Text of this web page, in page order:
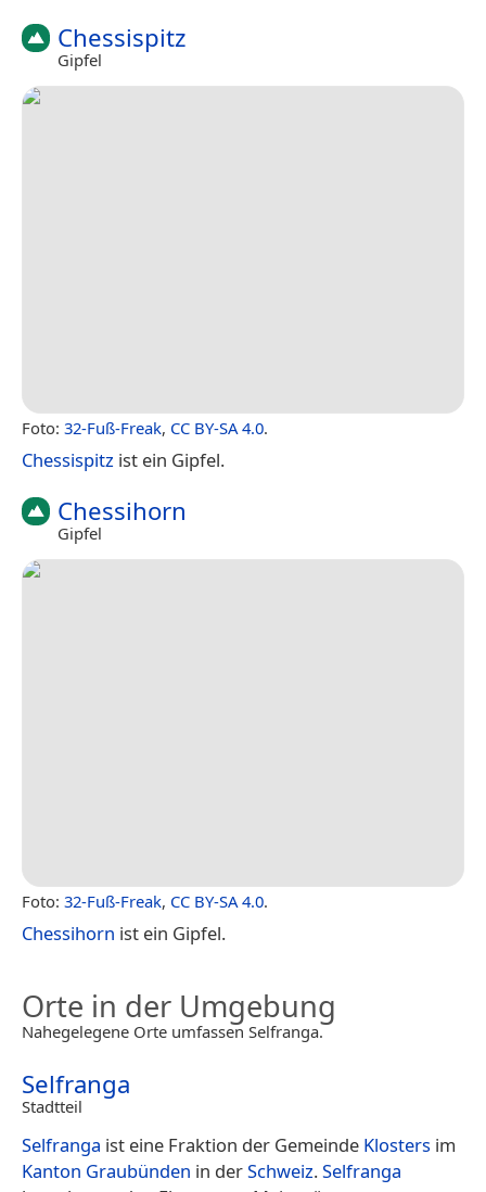
Chessispitz
Gipfel
Foto: 32-Fuß-Freak, CC BY-SA 4.0.
Chessispitz ist ein Gipfel.
Chessihorn
Gipfel
Foto: 32-Fuß-Freak, CC BY-SA 4.0.
Chessihorn ist ein Gipfel.
Orte in der Umgebung
Nahegelegene Orte umfassen Selfranga.
Selfranga
Stadtteil
Selfranga ist eine Fraktion der Gemeinde Klosters im
Kanton Graubünden in derSchweiz.Selfranga